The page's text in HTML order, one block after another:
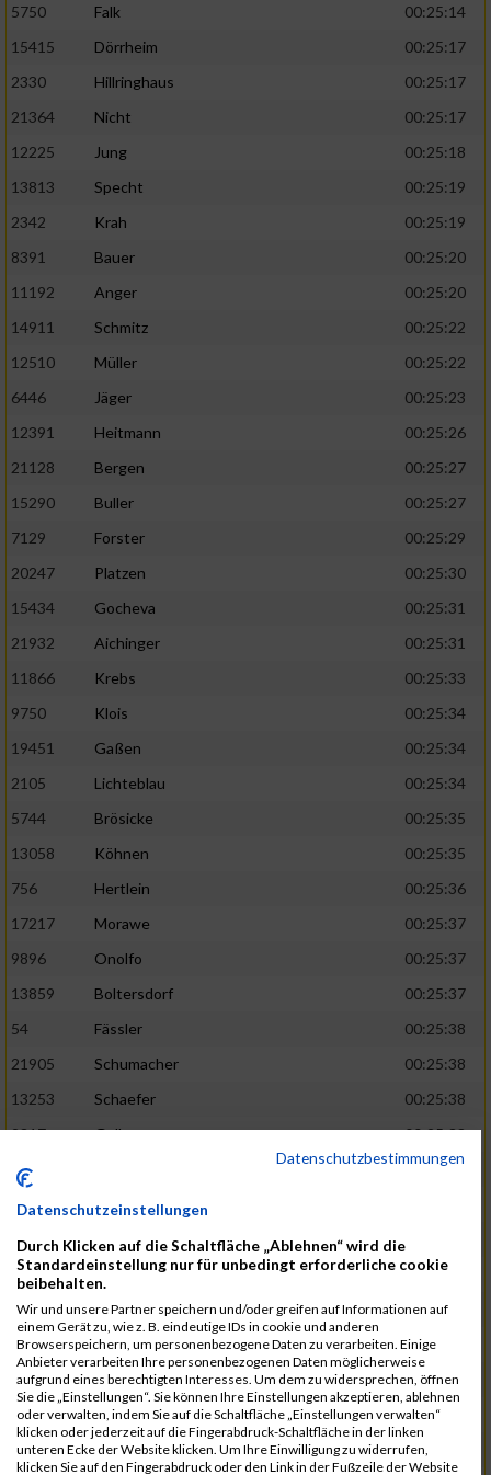
5750
Falk
00:25:14
15415
Dörrheim
00:25:17
2330
Hillringhaus
00:25:17
21364
Nicht
00:25:17
12225
Jung
00:25:18
13813
Specht
00:25:19
2342
Krah
00:25:19
8391
Bauer
00:25:20
11192
Anger
00:25:20
14911
Schmitz
00:25:22
12510
Müller
00:25:22
6446
Jäger
00:25:23
12391
Heitmann
00:25:26
21128
Bergen
00:25:27
15290
Buller
00:25:27
7129
Forster
00:25:29
20247
Platzen
00:25:30
15434
Gocheva
00:25:31
21932
Aichinger
00:25:31
11866
Krebs
00:25:33
9750
Klois
00:25:34
19451
Gaßen
00:25:34
2105
Lichteblau
00:25:34
5744
Brösicke
00:25:35
13058
Köhnen
00:25:35
756
Hertlein
00:25:36
17217
Morawe
00:25:37
9896
Onolfo
00:25:37
13859
Boltersdorf
00:25:37
54
Fässler
00:25:38
21905
Schumacher
00:25:38
13253
Schaefer
00:25:38
2317
Golbar
00:25:38
5561
00:25:38
12006
Laudien
9273
Nicotra
7717
Lades
00:25:38
15581
Adamczak
00:25:38
3162
Heilig
00:25:39
3107
Schork
00:25:40
5888
Regneri
00:25:41
8971
Bien 00:25:42
Datenschutzbestimmungen
Datenschutzeinstellungen
Durch Klicken auf die Schaltfläche „Ablehnen“ wird die
Standardeinstellung nur für unbedingt erforderliche cookie
beibehalten.
Wir und unsere Partner speichern und/oder greifen auf Informationen auf
einem Gerät zu, wie z. B. eindeutige IDs in cookie und anderen
Browserspeichern, um personenbezogene Daten zu verarbeiten. Einige
Anbieter verarbeiten Ihre personenbezogenen Daten möglicherweise
aufgrund eines berechtigten Interesses. Um dem zu widersprechen, öffnen
Sie die „Einstellungen“. Sie können Ihre Einstellungen akzeptieren, ablehnen
oder verwalten, indem Sie auf die Schaltfläche „Einstellungen verwalten“
klicken oder jederzeit auf die Fingerabdruck-Schaltfläche in der linken
unteren Ecke der Website klicken. Um Ihre Einwilligung zu widerrufen,
klicken Sie auf den Fingerabdruck oder den Link in der Fußzeile der Website